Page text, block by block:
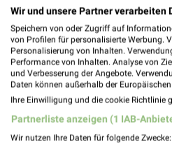
30655
244,88 km
Wir und unsere Partner verarbeiten
Speichern von oder Zugriff auf
von Profilen für personalisierte Werbung.
Personalisierung von Inhalten.
Performance von Inhalten. Analyse von
und Verbesserung der Angebote.
Daten können außerhalb der
Ihre Einwilligung und die cookie Richtlinie
Partnerliste anzeigen (1 IAB-
Wir nutzen Ihre Daten für folgende Zwecke: